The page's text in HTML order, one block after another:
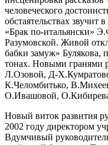
человеческого
обстаятельствах звучит
«Брак по-итальянски»
Разумовской. Живой
бабки замуж» Булякова,
тонах. Новыми гранями
Л.Озовой, Д-
К.Челомбитько,
О.Ивашовой,
Новый виток развития
2002 году директором
Вдумчивый